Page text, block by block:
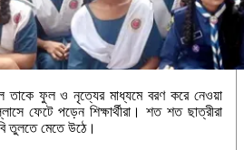
তাকে ফুল ও নৃত্যের মাধ্যমে বরণ করে নেওয়া
ফেটে পড়েন শিক্ষার্থীরা। শত শত ছাত্রীরা
তুলতে মেতে উঠে।